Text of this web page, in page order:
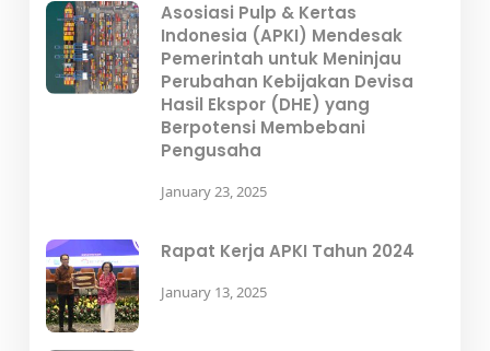
Asosiasi Pulp & Kertas
Indonesia (APKI) Mendesak
Pemerintah untuk Meninjau
Perubahan Kebijakan Devisa
Hasil Ekspor (DHE) yang
Berpotensi Membebani
Pengusaha
January 23, 2025
Rapat Kerja APKI Tahun 2024
January 13, 2025